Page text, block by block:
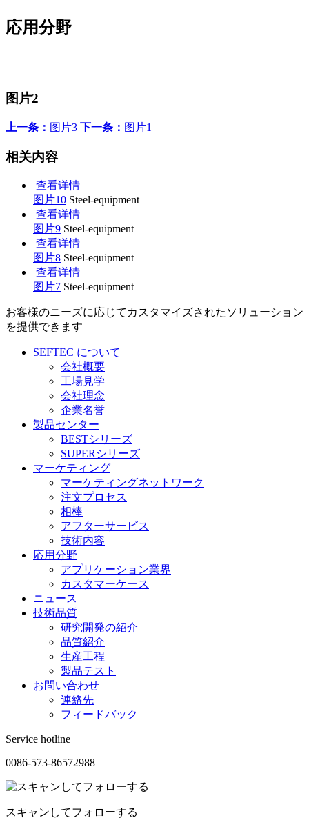
応用分野
图片2
上一条： 图片3 下一条： 图片1
相关内容
查看详情
图片10 Steel-equipment
查看详情
图片9 Steel-equipment
查看详情
图片8 Steel-equipment
查看详情
图片7 Steel-equipment
お客様のニーズに応じてカスタマイズされたソリューション
を提供できます
SEFTEC について
会社概要
工場見学
会社理念
企業名誉
製品センター
BESTシリーズ
SUPERシリーズ
マーケティング
マーケティングネットワーク
注文プロセス
相棒
アフターサービス
技術内容
応用分野
アプリケーション業界
カスタマーケース
ニュース
技術品質
研究開発の紹介
品質紹介
生産工程
製品テスト
お問い合わせ
連絡先
フィードバック
Service hotline
0086-573-86572988
スキャンしてフォローする